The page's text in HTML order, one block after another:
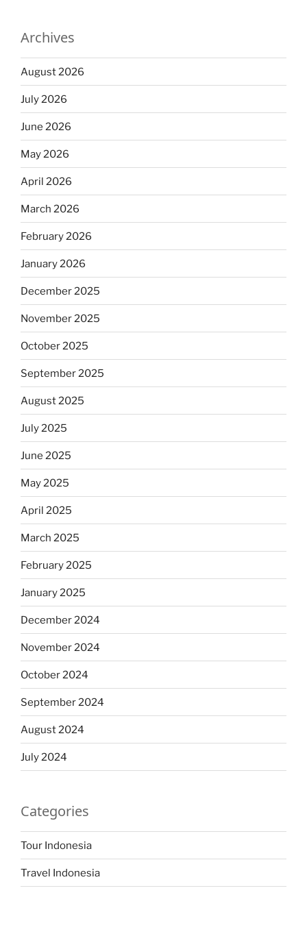
Archives
August 2026
July 2026
June 2026
May 2026
April 2026
March 2026
February 2026
January 2026
December 2025
November 2025
October 2025
September 2025
August 2025
July 2025
June 2025
May 2025
April 2025
March 2025
February 2025
January 2025
December 2024
November 2024
October 2024
September 2024
August 2024
July 2024
Categories
Tour Indonesia
Travel Indonesia